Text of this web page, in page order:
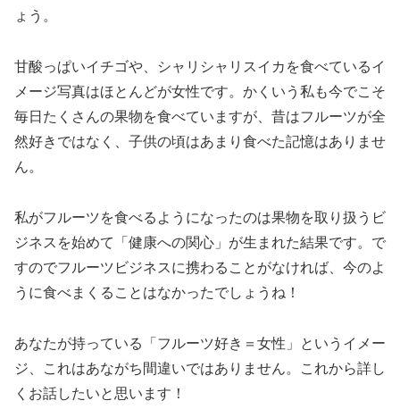
ょう。
甘酸っぱいイチゴや、シャリシャリスイカを食べているイ
メージ写真はほとんどが女性です。かくいう私も今でこそ
毎日たくさんの果物を食べていますが、昔はフルーツが全
然好きではなく、子供の頃はあまり食べた記憶はありませ
ん。
私がフルーツを食べるようになったのは果物を取り扱うビ
ジネスを始めて「健康への関心」が生まれた結果です。で
すのでフルーツビジネスに携わることがなければ、今のよ
うに食べまくることはなかったでしょうね！
あなたが持っている「フルーツ好き＝女性」というイメー
ジ、これはあながち間違いではありません。これから詳し
くお話したいと思います！